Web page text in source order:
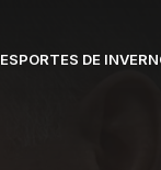
ESPORTES DE